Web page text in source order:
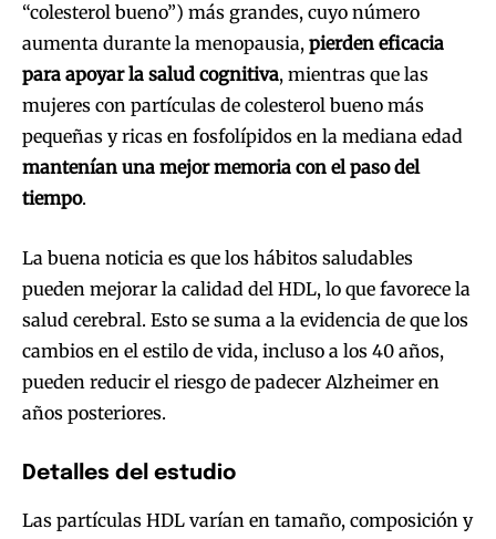
“colesterol bueno”) más grandes, cuyo número
aumenta durante la menopausia, pierden eficacia
para apoyar la salud cognitiva, mientras que las
mujeres con partículas de colesterol bueno más
pequeñas y ricas en fosfolípidos en la mediana edad
mantenían una mejor memoria con el paso del
tiempo.
La buena noticia es que los hábitos saludables
pueden mejorar la calidad del HDL, lo que favorece la
salud cerebral. Esto se suma a la evidencia de que los
cambios en el estilo de vida, incluso a los 40 años,
pueden reducir el riesgo de padecer Alzheimer en
años posteriores.
Detalles del estudio
Las partículas HDL varían en tamaño, composición y